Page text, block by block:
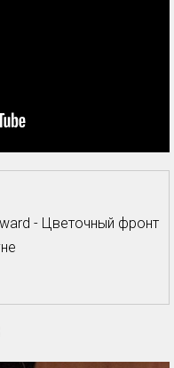
- Цветочный фронт